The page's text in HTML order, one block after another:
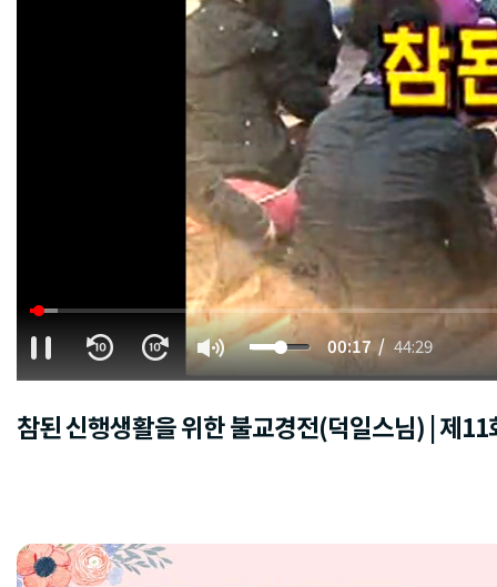
00:18 44:29
참된 신행생활을 위한 불교경전(덕일스님) | 제